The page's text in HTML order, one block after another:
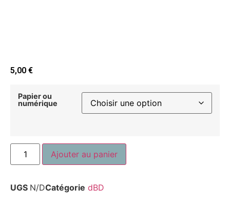
5,00 €
Papier ou
numérique
Ajouter au panier
UGS N/DCatégorie dBD